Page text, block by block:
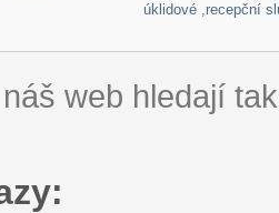
úklidové ,recepční
web hledají